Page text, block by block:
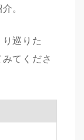
。
巡りた
てくださ